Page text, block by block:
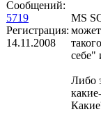
Сообщений:
5719
Регистрация:
14.11.2008
MS
себе"
Либо